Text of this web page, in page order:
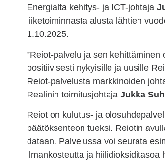
Energialta kehitys- ja ICT-johtaja
liiketoiminnasta alusta lähtien
1.10.2025.
”Reiot-palvelu ja sen
positiivisesti nykyisille ja uusille
Reiot-palvelusta markkinoiden
Realinin toimitusjohtaja Jukka
Reiot on kulutus- ja
päätöksenteon tueksi. Reiotin
dataan. Palvelussa voi seurata
ilmankosteutta ja hiilidioksiditasoa